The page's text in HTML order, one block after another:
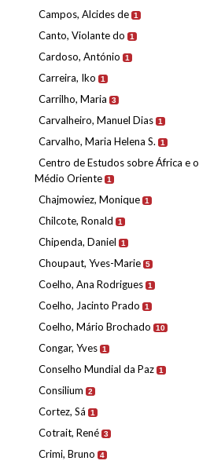
Campos, Alcides de 1
Canto, Violante do 1
Cardoso, António 1
Carreira, Iko 1
Carrilho, Maria 3
Carvalheiro, Manuel Dias 1
Carvalho, Maria Helena S. 1
Centro de Estudos sobre África e o
Médio Oriente 1
Chajmowiez, Monique 1
Chilcote, Ronald 1
Chipenda, Daniel 1
Choupaut, Yves-Marie 5
Coelho, Ana Rodrigues 1
Coelho, Jacinto Prado 1
Coelho, Mário Brochado 10
Congar, Yves 1
Conselho Mundial da Paz 1
Consilium 2
Cortez, Sá 1
Cotrait, René 3
Crimi, Bruno 4